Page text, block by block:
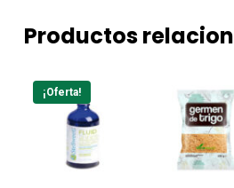
Productos
¡Oferta!